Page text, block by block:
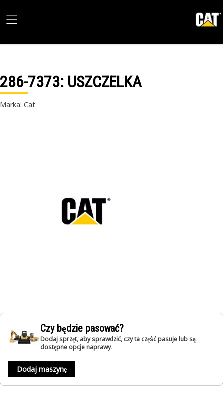
286-7373: USZCZELKA
Marka: Cat
Czy będzie pasować?
Dodaj sprzęt, aby sprawdzić, czy ta część pasuje lub są
dostępne opcje naprawy.
Dodaj maszynę